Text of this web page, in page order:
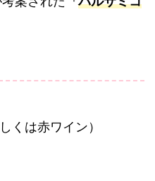
は赤ワイン）